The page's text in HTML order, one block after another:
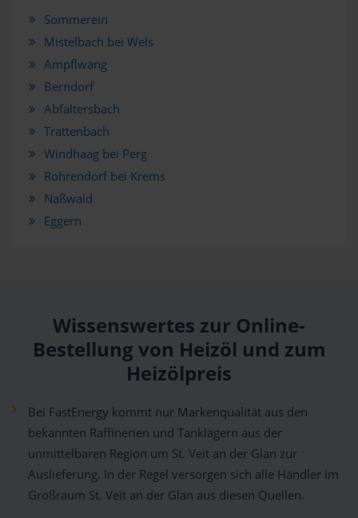
Sommerein
Mistelbach bei Wels
Ampflwang
Berndorf
Abfaltersbach
Trattenbach
Windhaag bei Perg
Rohrendorf bei Krems
Naßwald
Eggern
Wissenswertes zur Online-
Bestellung von Heizöl und zum
Heizölpreis
Bei FastEnergy kommt nur Markenqualität aus den
bekannten Raffinerien und Tanklägern aus der
unmittelbaren Region um St. Veit an der Glan zur
Auslieferung. In der Regel versorgen sich alle Händler im
Großraum St. Veit an der Glan aus diesen Quellen.